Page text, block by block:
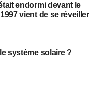
endormi devant le
vient de se réveiller
système solaire ?